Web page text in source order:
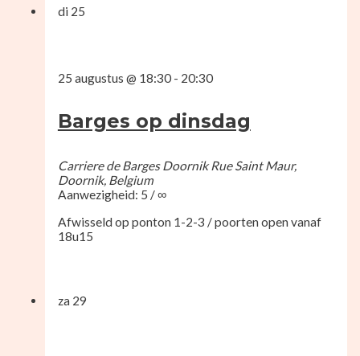
di 25
25 augustus @ 18:30- 20:30
Barges op dinsdag
Carriere de Barges DoornikRue Saint Maur,
Doornik, Belgium
Aanwezigheid: 5 / ∞
Afwisseld op ponton 1-2-3 / poorten open vanaf
18u15
za 29